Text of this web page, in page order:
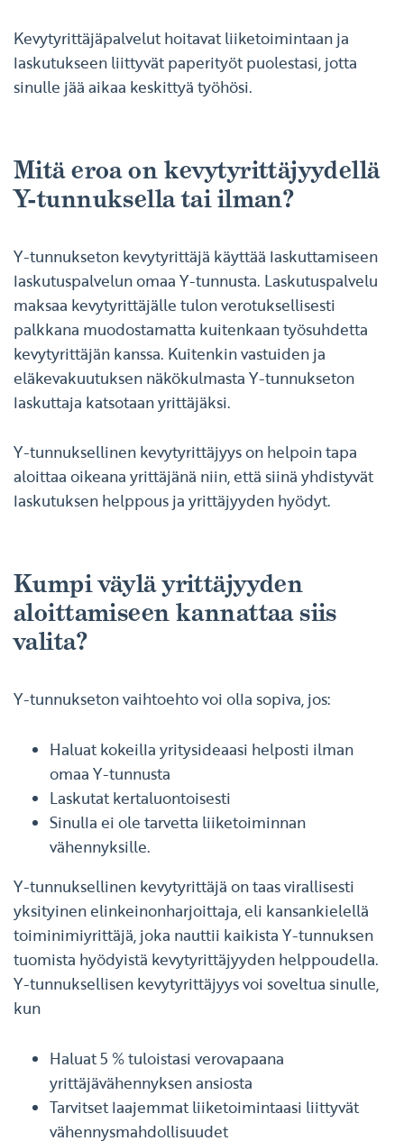
Kevytyrittäjäpalvelut hoitavat liiketoimintaan ja
laskutukseen liittyvät paperityöt puolestasi, jotta
sinulle jää aikaa keskittyä työhösi.
Mitä eroa on kevytyrittäjyydellä
Y-tunnuksella tai ilman?
Y-tunnukseton kevytyrittäjä käyttää laskuttamiseen
laskutuspalvelun omaa Y-tunnusta. Laskutuspalvelu
maksaa kevytyrittäjälle tulon verotuksellisesti
palkkana muodostamatta kuitenkaan työsuhdetta
kevytyrittäjän kanssa. Kuitenkin vastuiden ja
eläkevakuutuksen näkökulmasta Y-tunnukseton
laskuttaja katsotaan yrittäjäksi.
Y-tunnuksellinen kevytyrittäjyys on helpoin tapa
aloittaa oikeana yrittäjänä niin, että siinä yhdistyvät
laskutuksen helppous ja yrittäjyyden hyödyt.
Kumpi väylä yrittäjyyden
aloittamiseen kannattaa siis
valita?
Y-tunnukseton vaihtoehto voi olla sopiva, jos:
Haluat kokeilla yritysideaasi helposti ilman
omaa Y-tunnusta
Laskutat kertaluontoisesti
Sinulla ei ole tarvetta liiketoiminnan
vähennyksille.
Y-tunnuksellinen kevytyrittäjä on taas virallisesti
yksityinen elinkeinonharjoittaja, eli kansankielellä
toiminimiyrittäjä, joka nauttii kaikista Y-tunnuksen
tuomista hyödyistä kevytyrittäjyyden helppoudella.
Y-tunnuksellisen kevytyrittäjyys voi soveltua sinulle,
kun
Haluat 5 % tuloistasi verovapaana
yrittäjävähennyksen ansiosta
Tarvitset laajemmat liiketoimintaasi liittyvät
vähennysmahdollisuudet